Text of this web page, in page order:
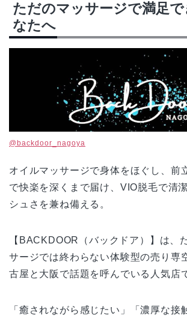
ただのマッサージで満足
なたへ
@backdoor_nagoya
オイルマッサージで身体をほぐし、前
で快楽を深くまで届け、VIO脱毛で清
シュさを兼ね備える。
【BACKDOOR（バックドア）】は、
サージでは終わらない体験型の売り専
古屋と大阪で話題を呼んでいる人気店
「癒されながら感じたい」「濃厚な接